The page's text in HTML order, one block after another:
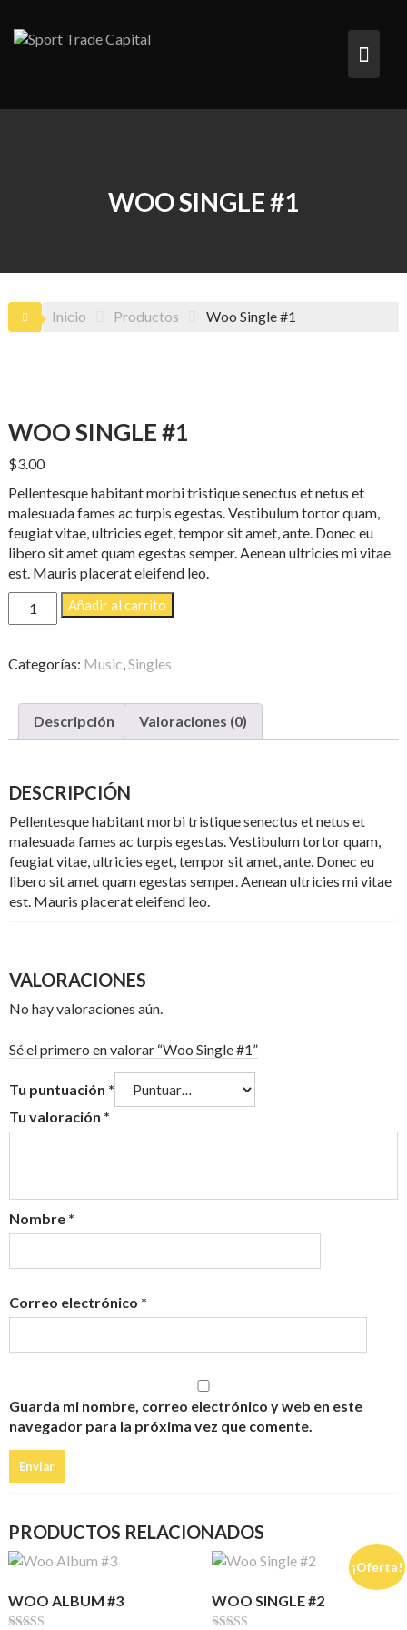
contenido
WOO SINGLE #1
Inicio Productos Woo Single #1
WOO SINGLE #1
$3.00
Pellentesque habitant morbi tristique senectus et netus et
malesuada fames ac turpis egestas. Vestibulum tortor quam,
feugiat vitae, ultricies eget, tempor sit amet, ante. Donec eu
libero sit amet quam egestas semper. Aenean ultricies mi vitae
est. Mauris placerat eleifend leo.
Woo
Single
cantidad
Añadir al carrito
Categorías: Music,Singles
Descripción Valoraciones (0)
DESCRIPCIÓN
Pellentesque habitant morbi tristique senectus et netus et
malesuada fames ac turpis egestas. Vestibulum tortor quam,
feugiat vitae, ultricies eget, tempor sit amet, ante. Donec eu
libero sit amet quam egestas semper. Aenean ultricies mi vitae
est. Mauris placerat eleifend leo.
VALORACIONES
No hay valoraciones aún.
Sé el primero en valorar “Woo Single #1”
Tu puntuación *
Tu valoración *
Nombre *
Correo electrónico *
Guarda mi nombre, correo electrónico y web en este
navegador para la próxima vez que comente.
PRODUCTOS RELACIONADOS
WOO ALBUM #3
¡Oferta!
WOO SINGLE #2